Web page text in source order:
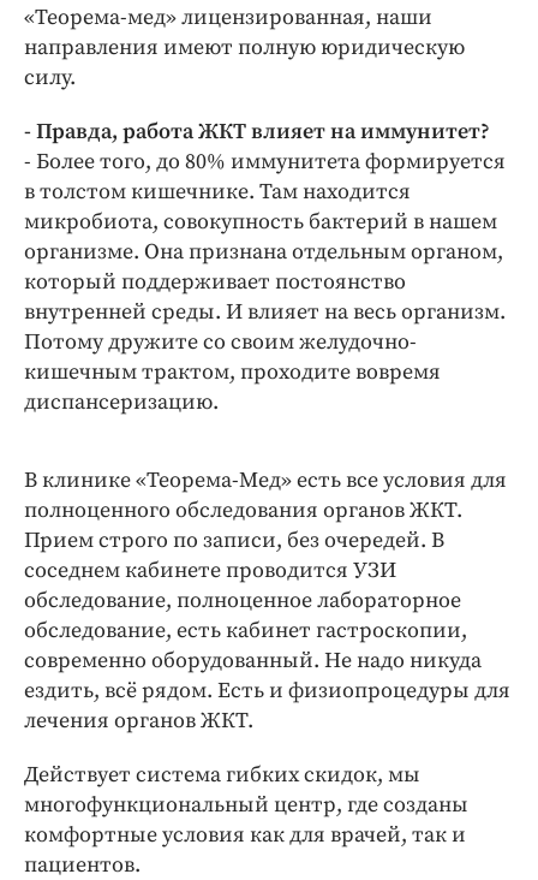
«Теорема-мед» лицензированная, наши
направления имеют полную юридическую
силу.
- Правда, работа ЖКТ влияет на иммунитет?
- Более того, до 80% иммунитета формируется
в толстом кишечнике. Там находится
микробиота, совокупность бактерий в нашем
организме. Она признана отдельным органом,
который поддерживает постоянство
внутренней среды. И влияет на весь организм.
Потому дружите со своим желудочно-
кишечным трактом, проходите вовремя
диспансеризацию.
В клинике «Теорема-Мед» есть все условия для
полноценного обследования органов ЖКТ.
Прием строго по записи, без очередей. В
соседнем кабинете проводится УЗИ
обследование, полноценное лабораторное
обследование, есть кабинет гастроскопии,
современно оборудованный. Не надо никуда
ездить, всё рядом. Есть и физиопроцедуры для
лечения органов ЖКТ.
Действует система гибких скидок, мы
многофункциональный центр, где созданы
комфортные условия как для врачей, так и
пациентов.